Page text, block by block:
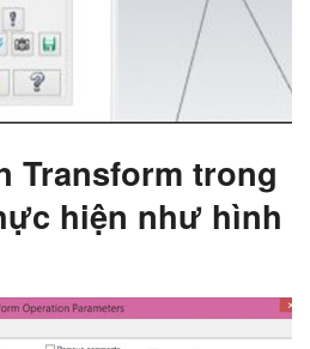
Transform trong
hiện như hình